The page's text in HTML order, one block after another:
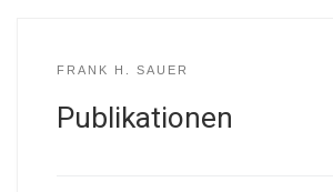
FRANK H. SAUER
Publikationen